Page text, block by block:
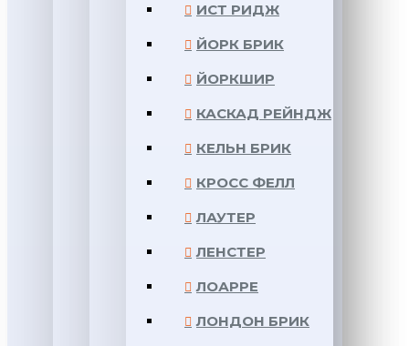
ИСТ РИДЖ
ЙОРК БРИК
ЙОРКШИР
КАСКАД РЕЙНДЖ
КЕЛЬН БРИК
КРОСС ФЕЛЛ
ЛАУТЕР
ЛЕНСТЕР
ЛОАРРЕ
ЛОНДОН БРИК